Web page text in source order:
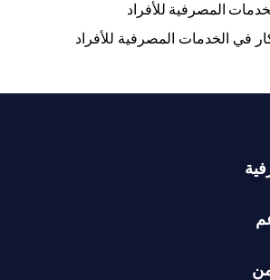
في الخدمات المصرفية للأفراد